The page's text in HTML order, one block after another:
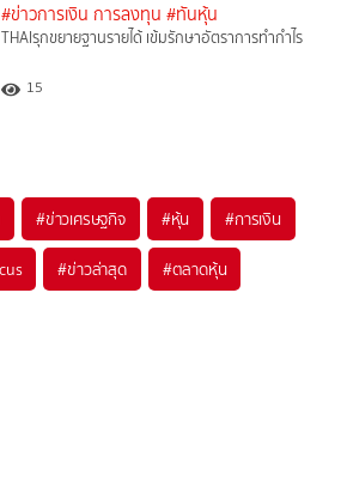
#ข่าวการเงิน การลงทุน #ทันหุ้น
THAIรุกขยายฐานรายได้ เข้มรักษาอัตราการทำกำไร
15
#ข่าวเศรษฐกิจ #หุ้น #การเงิน
#ข่าวล่าสุด #ตลาดหุ้น